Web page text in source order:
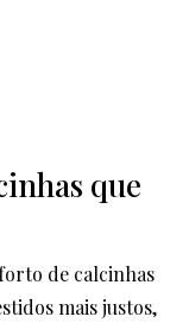
que
de calcinhas
mais justos,